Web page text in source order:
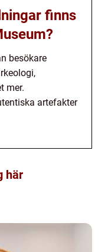
finns
besökare
mer.
artefakter
här